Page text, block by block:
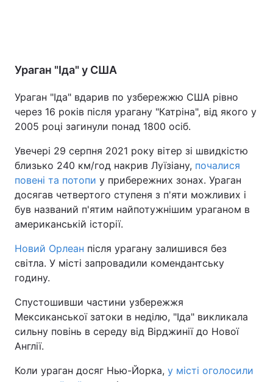
Ураган "Іда" у США
Ураган "Іда" вдарив по узбережжю США рівно
через 16 років після урагану "Катріна", від якого у
2005 році загинули понад 1800 осіб.
Увечері 29 серпня 2021 року вітер зі швидкістю
близько 240 км/год накрив Луїзіану, почалися
повені та потопи у прибережних зонах. Ураган
досягав четвертого ступеня з п'яти можливих і
був названий п'ятим найпотужнішим ураганом в
американській історії.
Новий Орлеан після урагану залишився без
світла. У місті запровадили комендантську
годину.
Спустошивши частини узбережжя
Мексиканської затоки в неділю, "Іда" викликала
сильну повінь в середу від Вірджинії до Нової
Англії.
Коли ураган досяг Нью-Йорка, у місті оголосили